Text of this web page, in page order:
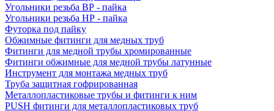
Угольники резьба ВР - пайка
Угольники резьба НР - пайка
Футорка под пайку
Обжимные фитинги для медных труб
Фитинги для медной трубы хромированные
Фитинги обжимные для медной трубы латунные
Инструмент для монтажа медных труб
Труба защитная гофрированная
Металлопластиковые трубы и фитинги к ним
PUSH фитинги для металлопластиковых труб